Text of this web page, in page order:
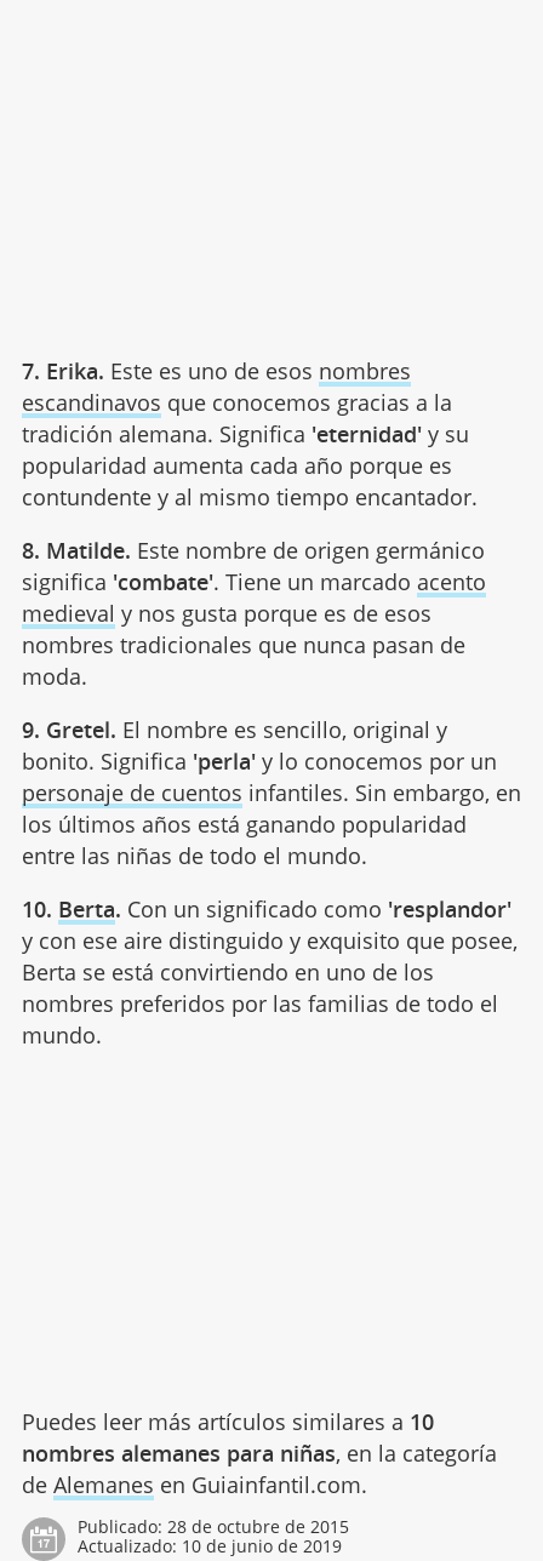
7. Erika. Este es uno de esos nombres
escandinavos que conocemos gracias a la
tradición alemana. Significa 'eternidad'y su
popularidad aumenta cada año porque es
contundente y al mismo tiempo encantador.
8. Matilde. Este nombre de origen germánico
significa 'combate'. Tiene un marcado acento
medieval y nos gusta porque es de esos
nombres tradicionales que nunca pasan de
moda.
9. Gretel. El nombre es sencillo, original y
bonito. Significa 'perla'y lo conocemos por un
personaje de cuentos infantiles. Sin embargo, en
los últimos años está ganando popularidad
entre las niñas de todo el mundo.
10. Berta. Con un significado como 'resplandor'
y con ese aire distinguido y exquisito que posee,
Berta se está convirtiendo en uno de los
nombres preferidos por las familias de todo el
mundo.
Puedes leer más artículos similares a 10
nombres alemanes para niñas, en la categoría
de Alemanes en Guiainfantil.com.
Publicado: 28 de octubre de 2015
Actualizado: 10 de junio de 2019